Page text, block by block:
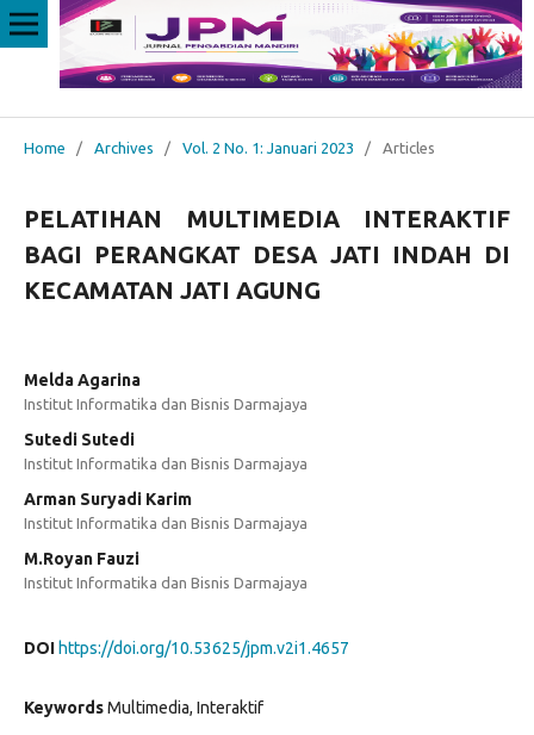
Home / Archives / Vol. 2 No. 1: Januari 2023 / Articles
PELATIHAN MULTIMEDIA INTERAKTIF
BAGI PERANGKAT DESA JATI INDAH DI
KECAMATAN JATI AGUNG
Melda Agarina
Institut Informatika dan Bisnis Darmajaya
Sutedi Sutedi
Institut Informatika dan Bisnis Darmajaya
Arman Suryadi Karim
Institut Informatika dan Bisnis Darmajaya
M.Royan Fauzi
Institut Informatika dan Bisnis Darmajaya
DOI https://doi.org/10.53625/jpm.v2i1.4657
KeywordsMultimedia, Interaktif